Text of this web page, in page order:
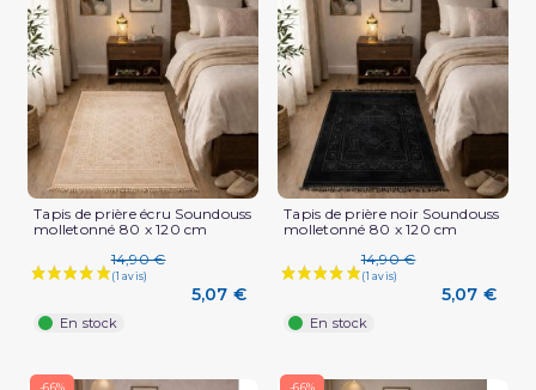
Tapis de prière écru Soundouss
molletonné 80 x 120 cm
14,90 €
5,07 €
En stock
Tapis de prière noir Soundouss
molletonné 80 x 120 cm
14,90 €
5,07 €
En stock
-66% -66%